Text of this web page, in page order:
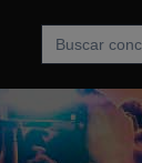
Buscar: